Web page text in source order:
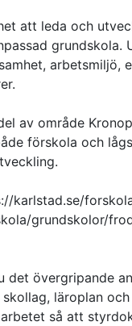
att leda och
arbetsmiljö,
av område
förskola och
karlstad.se/
grundskolor/
det övergripande
läroplan
så att